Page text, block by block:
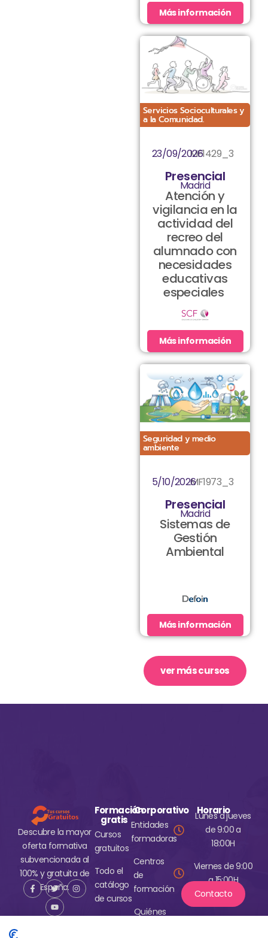
Más información
Servicios Socioculturales y
a la Comunidad.
MF1429_3
23/09/2026
Presencial
Madrid
Atención y
vigilancia en la
actividad del
recreo del
alumnado con
necesidades
educativas
especiales
Más información
Seguridad y medio
ambiente
MF1973_3
5/10/2026
Presencial
Madrid
Sistemas de
Gestión
Ambiental
Más información
ver más cursos
Descubre la mayor
oferta formativa
subvencionada al
100% y gratuita de
España.
Formación
gratis
Cursos
gratuitos
Todo el
catálogo
de cursos
Corporativo
Entidades
formadoras
Centros
de
formación
Quiénes
Horario
Lunes a jueves
de 9:00 a
18:00H
Viernes de 9:00
a 15:00H
Contacto